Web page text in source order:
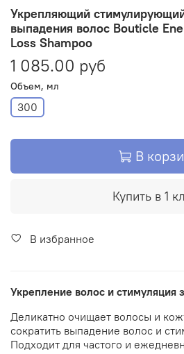
Укрепляющий
выпадения волос Bouticle
Loss Shampoo
1 085.00 руб
Объем, мл
300
В
Купить в 1
В избранное
Укрепление волос и стимуляция
Деликатно очищает волосы и
сократить выпадение волос и
Подходит для частого и